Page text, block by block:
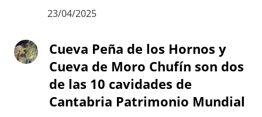
23/04/2025
Cueva Peña de los Hornos y
Cueva de Moro Chufín son dos
de las 10 cavidades de
Cantabria Patrimonio Mundial